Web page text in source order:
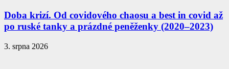
Doba krizí. Od covidového chaosu a best in covid až
po ruské tanky a prázdné peněženky (2020–2023)
3. srpna 2026